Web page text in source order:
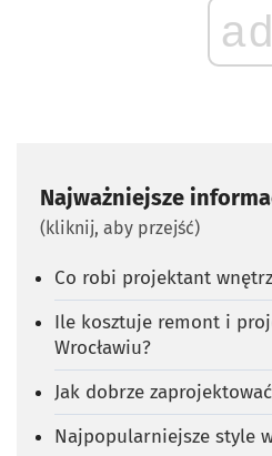
ad
Najważniejsze
(kliknij, aby przejść)
Co robi projektant
Ile kosztuje remont i
Wrocławiu?
Jak dobrze
Najpopularniejsze style